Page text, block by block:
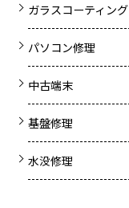
ガラスコーティング
パソコン修理
中古端末
基盤修理
水没修理